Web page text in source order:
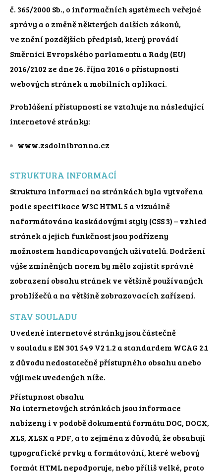
č. 365/2000 Sb., o informačních systémech veřejné
správy a o změně některých dalších zákonů,
ve znění pozdějších předpisů, který provádí
Směrnici Evropského parlamentu a Rady (EU)
2016/2102 ze dne 26. října 2016 o přístupnosti
webových stránek a mobilních aplikací.
Prohlášení přístupnosti se vztahuje na následující
internetové stránky:
www.zsdolnibranna.cz
STRUKTURA INFORMACÍ
Struktura informací na stránkách byla vytvořena
podle specifikace W3C HTML 5 a vizuálně
naformátována kaskádovými styly (CSS 3) – vzhled
stránek a jejich funkčnost jsou podřízeny
možnostem handicapovaných uživatelů. Dodržení
výše zmíněných norem by mělo zajistit správné
zobrazení obsahu stránek ve většině používaných
prohlížečů a na většině zobrazovacích zařízení.
STAV SOULADU
Uvedené internetové stránky jsou částečně
v souladu s EN 301 549 V2 1.2 a standardem WCAG 2.1
z důvodu nedostatečně přístupného obsahu anebo
výjimek uvedených níže.
Přístupnost obsahu
Na internetových stránkách jsou informace
nabízeny i v podobě dokumentů formátu DOC, DOCX,
XLS, XLSX a PDF, a to zejména z důvodů, že obsahují
typografické prvky a formátování, které webový
formát HTML nepodporuje, nebo příliš velké, proto